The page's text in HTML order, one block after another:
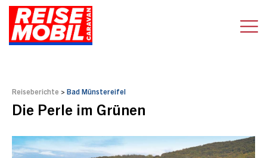
Reiseberichte > Bad Münstereifel
Die Perle im Grünen